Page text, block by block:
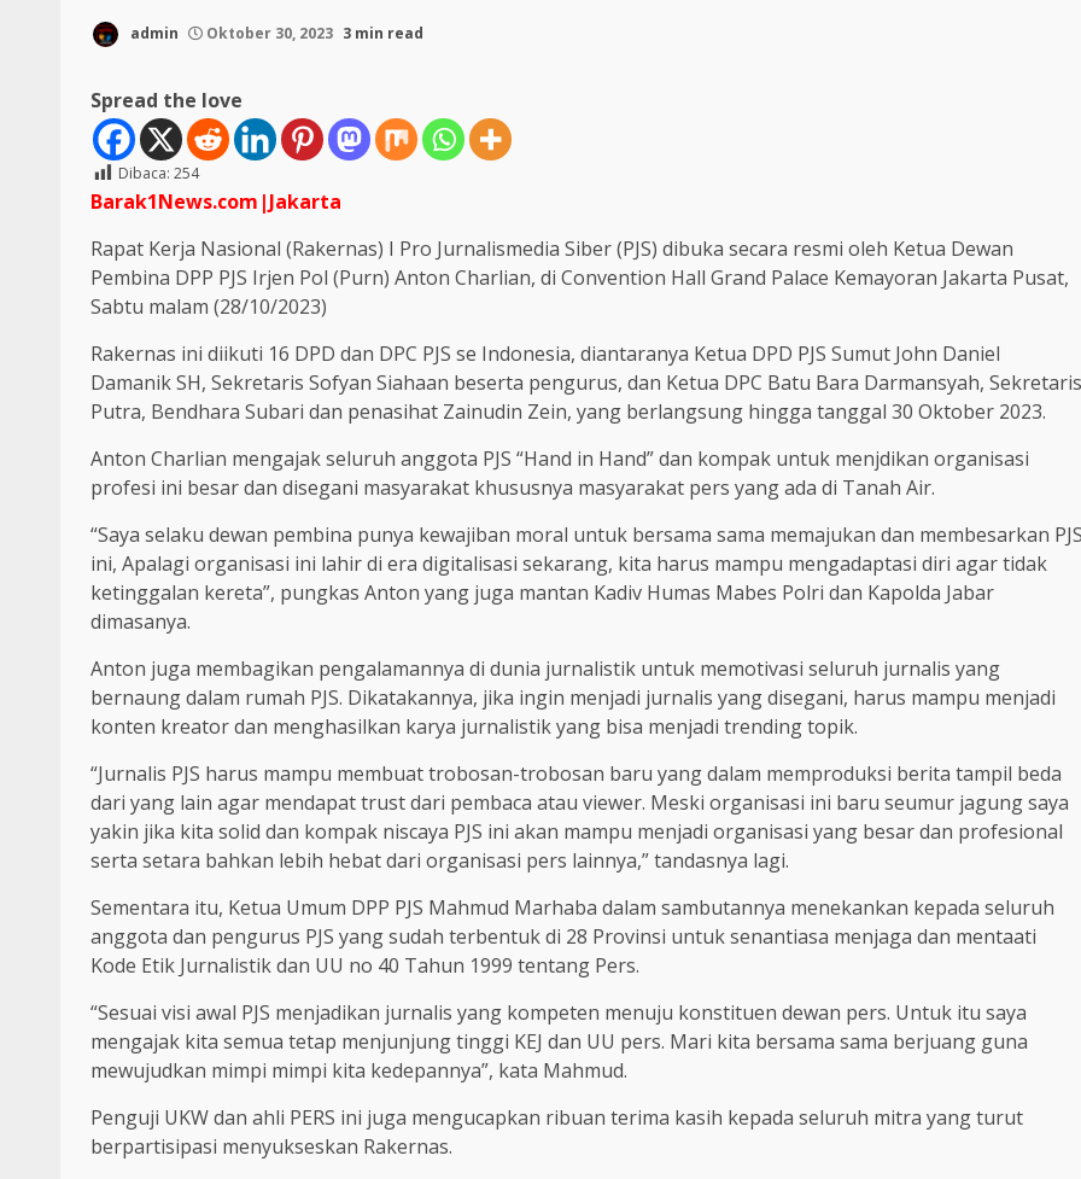
admin Oktober 30, 2023 3 min read
Spread the love
Dibaca: 254
Barak1News.com|Jakarta
Rapat Kerja Nasional (Rakernas) I Pro Jurnalismedia Siber (PJS) dibuka secara resmi oleh Ketua Dewan
Pembina DPP PJS Irjen Pol (Purn) Anton Charlian, di Convention Hall Grand Palace Kemayoran Jakarta Pusat,
Sabtu malam (28/10/2023)
Rakernas ini diikuti 16 DPD dan DPC PJS se Indonesia, diantaranya Ketua DPD PJS Sumut John Daniel
Damanik SH, Sekretaris Sofyan Siahaan beserta pengurus, dan Ketua DPC Batu Bara Darmansyah, Sekretaris
Putra, Bendhara Subari dan penasihat Zainudin Zein, yang berlangsung hingga tanggal 30 Oktober 2023.
Anton Charlian mengajak seluruh anggota PJS “Hand in Hand” dan kompak untuk menjdikan organisasi
profesi ini besar dan disegani masyarakat khususnya masyarakat pers yang ada di Tanah Air.
“Saya selaku dewan pembina punya kewajiban moral untuk bersama sama memajukan dan membesarkan
ini, Apalagi organisasi ini lahir di era digitalisasi sekarang, kita harus mampu mengadaptasi diri agar tidak
ketinggalan kereta”, pungkas Anton yang juga mantan Kadiv Humas Mabes Polri dan Kapolda Jabar
dimasanya.
Anton juga membagikan pengalamannya di dunia jurnalistik untuk memotivasi seluruh jurnalis yang
bernaung dalam rumah PJS. Dikatakannya, jika ingin menjadi jurnalis yang disegani, harus mampu menjadi
konten kreator dan menghasilkan karya jurnalistik yang bisa menjadi trending topik.
“Jurnalis PJS harus mampu membuat trobosan-trobosan baru yang dalam memproduksi berita tampil beda
dari yang lain agar mendapat trust dari pembaca atau viewer. Meski organisasi ini baru seumur jagung saya
yakin jika kita solid dan kompak niscaya PJS ini akan mampu menjadi organisasi yang besar dan profesional
serta setara bahkan lebih hebat dari organisasi pers lainnya,” tandasnya lagi.
Sementara itu, Ketua Umum DPP PJS Mahmud Marhaba dalam sambutannya menekankan kepada seluruh
anggota dan pengurus PJS yang sudah terbentuk di 28 Provinsi untuk senantiasa menjaga dan mentaati
Kode Etik Jurnalistik dan UU no 40 Tahun 1999 tentang Pers.
“Sesuai visi awal PJS menjadikan jurnalis yang kompeten menuju konstituen dewan pers. Untuk itu saya
mengajak kita semua tetap menjunjung tinggi KEJ dan UU pers. Mari kita bersama sama berjuang guna
mewujudkan mimpi mimpi kita kedepannya”, kata Mahmud.
Penguji UKW dan ahli PERS ini juga mengucapkan ribuan terima kasih kepada seluruh mitra yang turut
berpartisipasi menyukseskan Rakernas.